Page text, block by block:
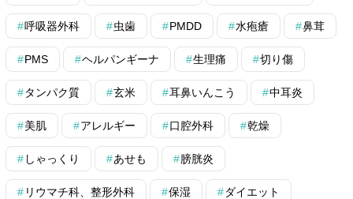
呼吸器外科 虫歯 PMDD 水疱瘡 鼻茸
PMS ヘルパンギーナ 生理痛 切り傷
タンパク質 玄米 耳鼻いんこう 中耳炎
美肌 アレルギー 口腔外科 乾燥
しゃっくり あせも 膀胱炎
リウマチ科、整形外科 保湿 ダイエット